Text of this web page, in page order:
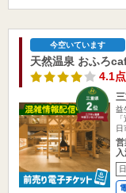
今空いています
天然温泉 おふろ
4.1点
益
日
営